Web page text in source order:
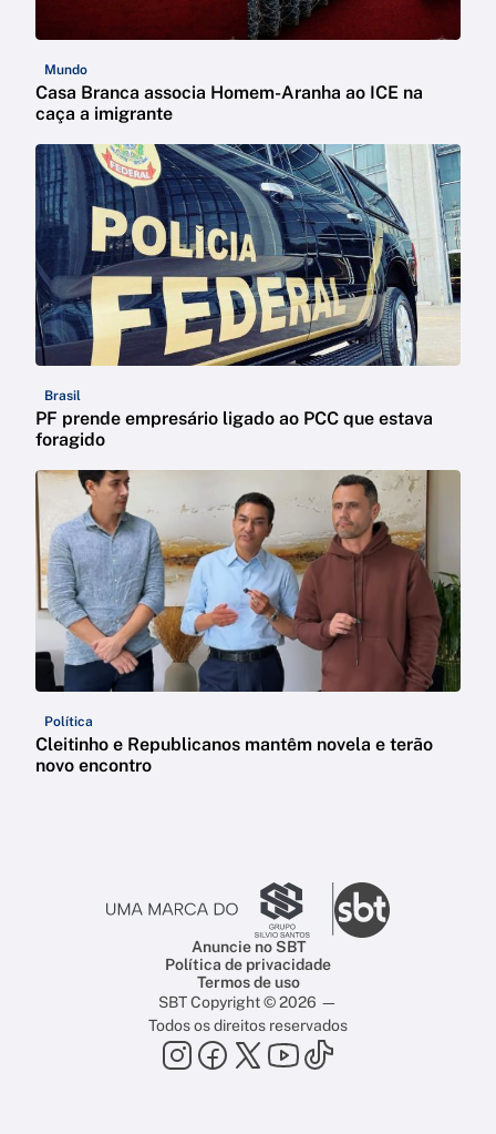
Mundo
Casa Branca associa Homem-Aranha ao ICE na
caça a imigrante
Brasil
PF prende empresário ligado ao PCC que estava
foragido
Política
Cleitinho e Republicanos mantêm novela e terão
novo encontro
Anuncie no SBT
Política de privacidade
Termos de uso
SBT Copyright © 2026 —
Todos os direitos reservados